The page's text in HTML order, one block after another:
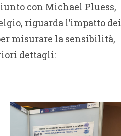
con Michael Pluess,
riguarda l’impatto dei
misurare la sensibilità,
dettagli: